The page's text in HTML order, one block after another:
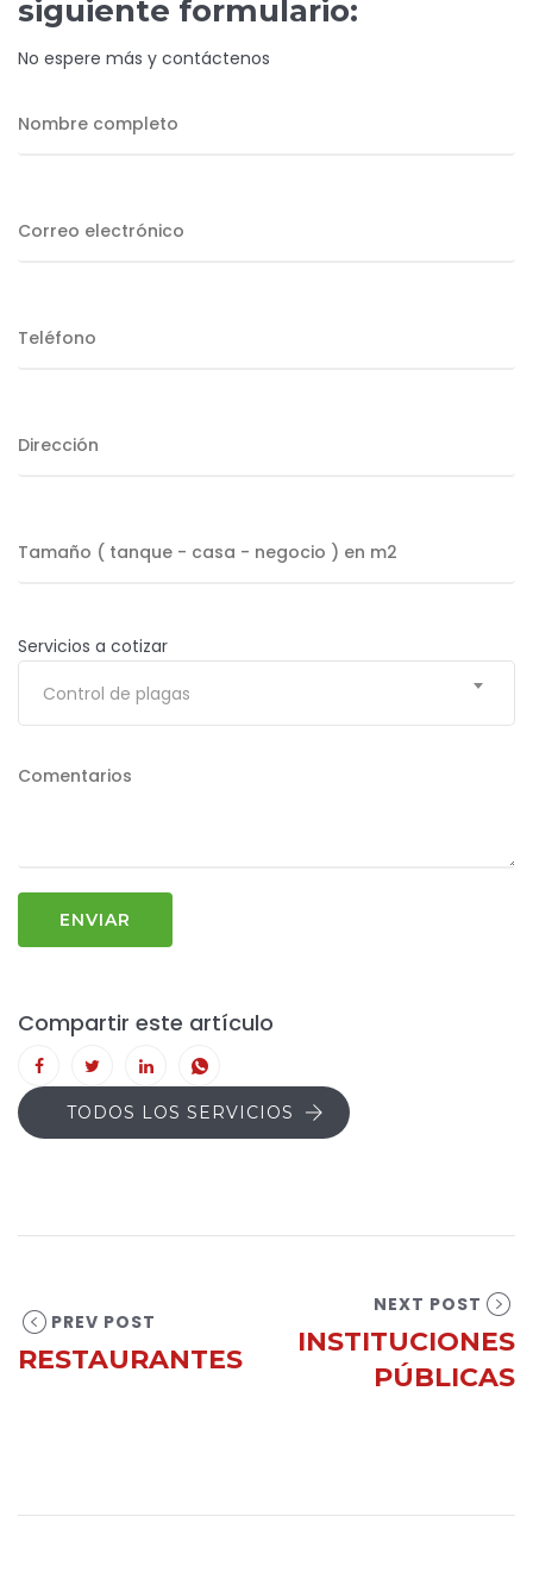
siguiente formulario:
No espere más y contáctenos
Servicios a cotizar
Control de plagas
Compartir este artículo
TODOS LOS SERVICIOS
PREV POST
RESTAURANTES
NEXT POST
INSTITUCIONES
PÚBLICAS